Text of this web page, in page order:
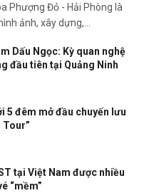
Phượng Đỏ - Hải Phòng là
ảnh, xây dựng,...
Dấu Ngọc: Kỳ quan nghệ
đầu tiên tại Quảng Ninh
5 đêm mở đầu chuyến lưu
Tour”
tại Việt Nam được nhiều
“mềm”